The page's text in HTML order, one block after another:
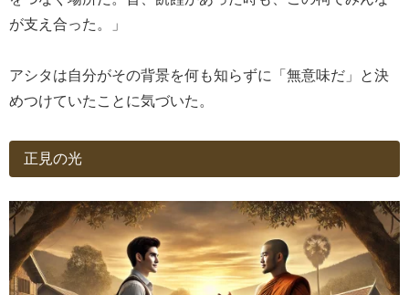
が支え合った。」
アシタは自分がその背景を何も知らずに「無意味だ」と決
めつけていたことに気づいた。
正見の光